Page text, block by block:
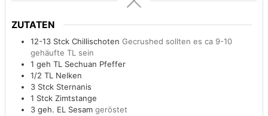
ZUTATEN
12-13 Stck Chillischoten Gecrushed sollten es ca 9-10
gehäufte TL sein
1 geh TL Sechuan Pfeffer
1/2 TL Nelken
3 Stck Sternanis
1 Stck Zimtstange
3 geh. EL Sesam geröstet